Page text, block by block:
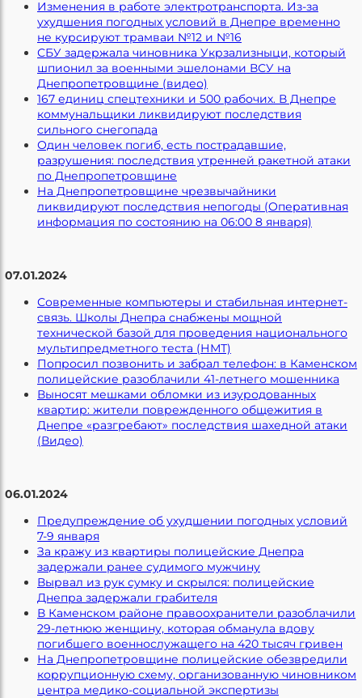
Изменения в работе электротранспорта. Из-за
ухудшения погодных условий в Днепре временно
не курсируют трамваи №12 и №16
СБУ задержала чиновника Укрзализныци, который
шпионил за военными эшелонами ВСУ на
Днепропетровщине (видео)
167 единиц спецтехники и 500 рабочих. В Днепре
коммунальщики ликвидируют последствия
сильного снегопада
Один человек погиб, есть пострадавшие,
разрушения: последствия утренней ракетной атаки
по Днепропетровщине
На Днепропетровщине чрезвычайники
ликвидируют последствия непогоды (Оперативная
информация по состоянию на 06:00 8 января)
07.01.2024
Современные компьютеры и стабильная интернет-
связь. Школы Днепра снабжены мощной
технической базой для проведения национального
мультипредметного теста (НМТ)
Попросил позвонить и забрал телефон: в Каменском
полицейские разоблачили 41-летнего мошенника
Выносят мешками обломки из изуродованных
квартир: жители поврежденного общежития в
Днепре «разгребают» последствия шахедной атаки
(Видео)
06.01.2024
Предупреждение об ухудшении погодных условий
7-9 января
За кражу из квартиры полицейские Днепра
задержали ранее судимого мужчину
Вырвал из рук сумку и скрылся: полицейские
Днепра задержали грабителя
В Каменском районе правоохранители разоблачили
29-летнюю женщину, которая обманула вдову
погибшего военнослужащего на 420 тысяч гривен
На Днепропетровщине полицейские обезвредили
коррупционную схему, организованную чиновником
центра медико-социальной экспертизы